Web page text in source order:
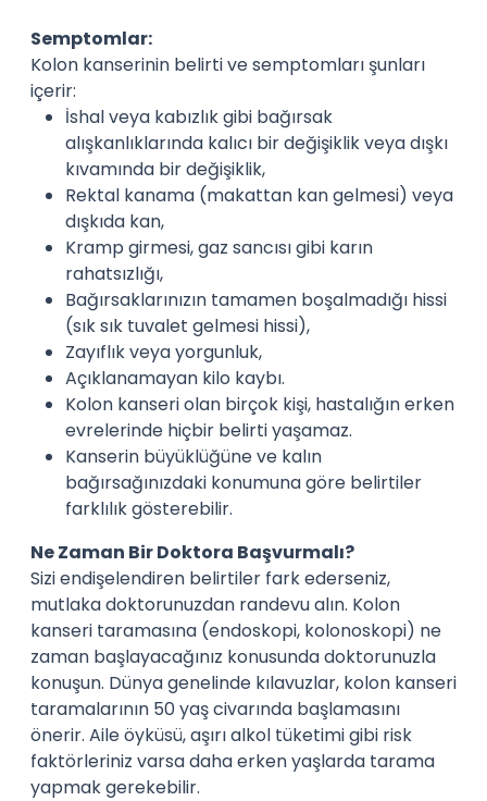
Semptomlar:
Kolon kanserinin belirti ve semptomları şunları
içerir:
İshal veya kabızlık gibi bağırsak
alışkanlıklarında kalıcı bir değişiklik veya dışkı
kıvamında bir değişiklik,
Rektal kanama (makattan kan gelmesi) veya
dışkıda kan,
Kramp girmesi, gaz sancısı gibi karın
rahatsızlığı,
Bağırsaklarınızın tamamen boşalmadığı hissi
(sık sık tuvalet gelmesi hissi),
Zayıflık veya yorgunluk,
Açıklanamayan kilo kaybı.
Kolon kanseri olan birçok kişi, hastalığın erken
evrelerinde hiçbir belirti yaşamaz.
Kanserin büyüklüğüne ve kalın
bağırsağınızdaki konumuna göre belirtiler
farklılık gösterebilir.
Ne Zaman Bir Doktora Başvurmalı?
Sizi endişelendiren belirtiler fark ederseniz,
mutlaka doktorunuzdan randevu alın. Kolon
kanseri taramasına (endoskopi, kolonoskopi) ne
zaman başlayacağınız konusunda doktorunuzla
konuşun. Dünya genelinde kılavuzlar, kolon kanseri
taramalarının 50 yaş civarında başlamasını
önerir. Aile öyküsü, aşırı alkol tüketimi gibi risk
faktörleriniz varsa daha erken yaşlarda tarama
yapmak gerekebilir.